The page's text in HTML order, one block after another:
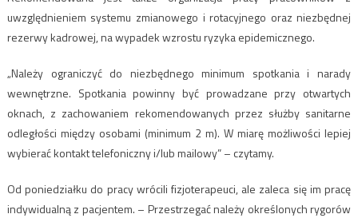
uwzględnieniem systemu zmianowego i rotacyjnego oraz niezbędnej
rezerwy kadrowej, na wypadek wzrostu ryzyka epidemicznego.
„Należy ograniczyć do niezbędnego minimum spotkania i narady
wewnętrzne. Spotkania powinny być prowadzane przy otwartych
oknach, z zachowaniem rekomendowanych przez służby sanitarne
odległości między osobami (minimum 2 m). W miarę możliwości lepiej
wybierać kontakt telefoniczny i/lub mailowy” – czytamy.
Od poniedziałku do pracy wrócili fizjoterapeuci, ale zaleca się im pracę
indywidualną z pacjentem. – Przestrzegać należy określonych rygorów